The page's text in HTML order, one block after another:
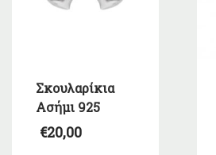
Σκουλαρίκια
Ασήμι 925
€20,00